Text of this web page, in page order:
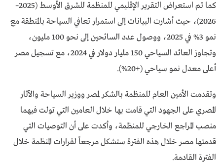
كما تم استعراض التقرير الإقليمي للمنظمة للشرق الأوسط (2025–
2026)، حيث أشارت البيانات إلى استمرار تعافي السياحة بالمنطقة مع
نمو 3% في 2025، ووصول عدد السائحين إلى نحو 100 مليون،
وتجاوز العائد السياحي 150 مليار دولار في 2024، مع تسجيل مصر
أعلى معدل نمو سياحي (+20%).
وتقدمت الأمين العام للمنظمة بالشكر لمصر ووزير السياحة والآثار
المصري على الجهود التي قامت بها خلال العامين التي تولت فيهما
منصب المراجع الخارجي للمنظمة، وأكدت على أن التوصيات التي
قدمتها مصر خلال هذه الفترة ستشكل مرجعاً لقرارات المنظمة خلال
الفترة القادمة.